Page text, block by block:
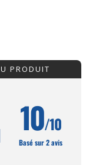
PRODUIT
10/10
Basé sur 2 avis